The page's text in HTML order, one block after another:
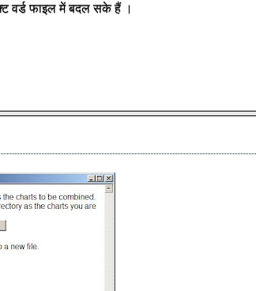
वर्ड फाइल में बदल सके हैं ।